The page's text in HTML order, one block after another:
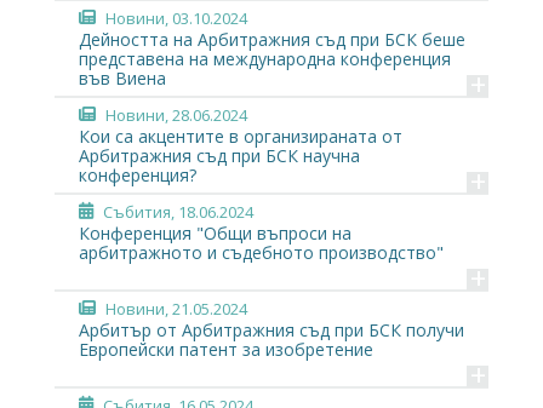
Новини, 03.10.2024
Дейността на Арбитражния съд при БСК беше
представена на международна конференция
във Виена
+
Новини, 28.06.2024
Кои са акцентите в организираната от
Арбитражния съд при БСК научна
конференция?
+
Събития, 18.06.2024
Конференция "Общи въпроси на
арбитражното и съдебното производство"
+
Новини, 21.05.2024
Арбитър от Арбитражния съд при БСК получи
Европейски патент за изобретение
+